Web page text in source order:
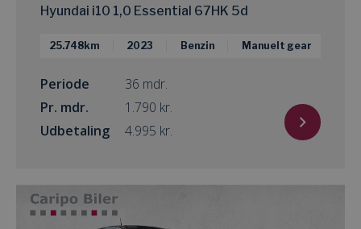
Hyundai i10 1,0 Essential 67HK 5d
25.748km 2023 Benzin Manuelt gear
Periode
36 mdr.
Pr. mdr.
kr.
Udbetaling
kr.